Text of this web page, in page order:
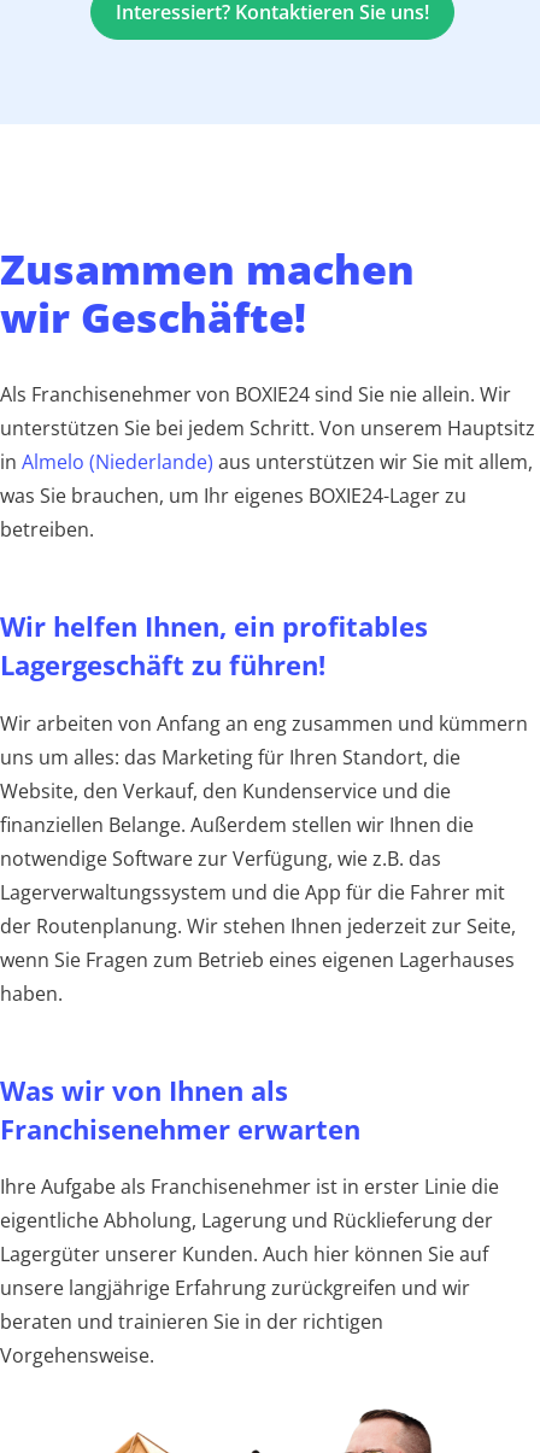
Interessiert? Kontaktieren Sie uns!
Zusammen machen
wir Geschäfte!
Als Franchisenehmer von BOXIE24 sind Sie nie allein. Wir
unterstützen Sie bei jedem Schritt. Von unserem Hauptsitz
in Almelo (Niederlande) aus unterstützen wir Sie mit allem,
was Sie brauchen, um Ihr eigenes BOXIE24-Lager zu
betreiben.
Wir helfen Ihnen, ein profitables
Lagergeschäft zu führen!
Wir arbeiten von Anfang an eng zusammen und kümmern
uns um alles: das Marketing für Ihren Standort, die
Website, den Verkauf, den Kundenservice und die
finanziellen Belange. Außerdem stellen wir Ihnen die
notwendige Software zur Verfügung, wie z.B. das
Lagerverwaltungssystem und die App für die Fahrer mit
der Routenplanung. Wir stehen Ihnen jederzeit zur Seite,
wenn Sie Fragen zum Betrieb eines eigenen Lagerhauses
haben.
Was wir von Ihnen als
Franchisenehmer erwarten
Ihre Aufgabe als Franchisenehmer ist in erster Linie die
eigentliche Abholung, Lagerung und Rücklieferung der
Lagergüter unserer Kunden. Auch hier können Sie auf
unsere langjährige Erfahrung zurückgreifen und wir
beraten und trainieren Sie in der richtigen
Vorgehensweise.